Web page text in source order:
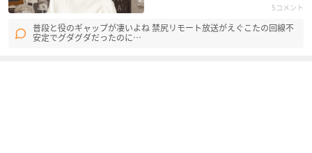
5コメント
普段と役のギャップが凄いよね 禁尻リモート放送がえぐこたの回線不
安定でグダグダだったのに…